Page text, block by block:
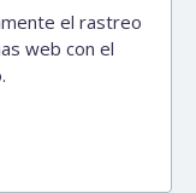
el rastreo
web con el
.